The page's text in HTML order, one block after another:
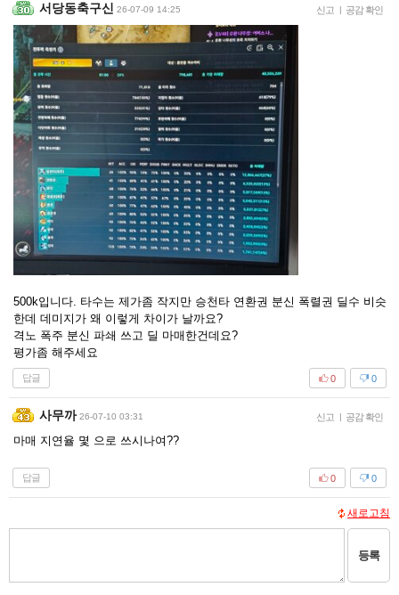
서당동축구신 26-07-09 14:25 신고 공감 확인
500k입니다. 타수는 제가좀 작지만 승천타 연환권 분신 폭렬권 딜수 비슷
한데 데미지가 왜 이렇게 차이가 날까요?
격노 폭주 분신 파쇄 쓰고 딜 마매한건데요?
평가좀 해주세요
답글 0
0
사무까 26-07-10 03:31 신고 | 공감 확인
마매 지연율 몇 으로 쓰시나여??
답글 0
0
새로고침
등록